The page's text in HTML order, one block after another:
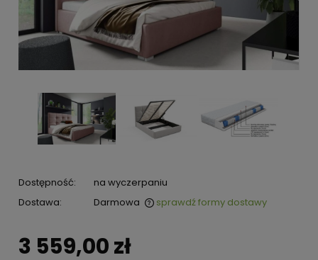
Dostępność:
na wyczerpaniu
Dostawa:
Darmowa sprawdź formy dostawy
3 559,00 zł